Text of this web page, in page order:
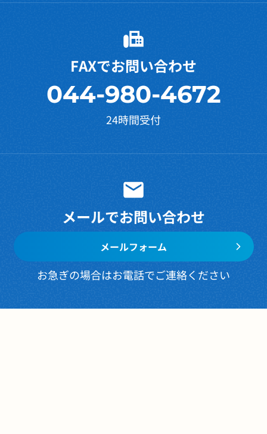
FAXでお問い合わせ
044-980-4672
24時間受付
メールでお問い合わせ
メールフォーム
お急ぎの場合はお電話でご連絡ください